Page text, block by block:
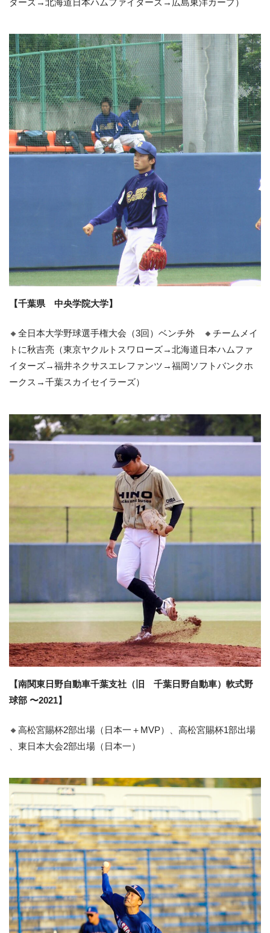
ターズ→北海道日本ハムファイターズ→広島東洋カープ）
【千葉県 中央学院大学】
🔸全日本大学野球選手権大会（3回）ベンチ外 🔸チームメイ
トに秋吉亮（東京ヤクルトスワローズ→北海道日本ハムファ
イターズ→福井ネクサスエレファンツ→福岡ソフトバンクホ
ークス→千葉スカイセイラーズ）
【南関東日野自動車千葉支社（旧 千葉日野自動車）軟式野
球部 〜2021】
🔸高松宮賜杯2部出場（日本一＋MVP）、高松宮賜杯1部出場
、東日本大会2部出場（日本一）